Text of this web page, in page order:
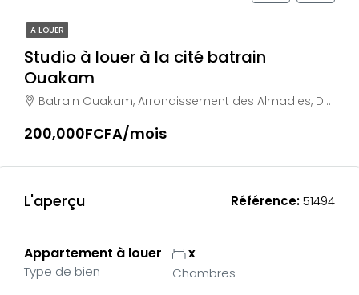
A LOUER
Studio à louer à la cité batrain
Ouakam
Batrain Ouakam, Arrondissement des Almadies, Dakar, Région de Dakar, Sénégal
200,000FCFA/mois
L'aperçu Référence:51494
Appartement à louer
Type de bien
x
Chambres